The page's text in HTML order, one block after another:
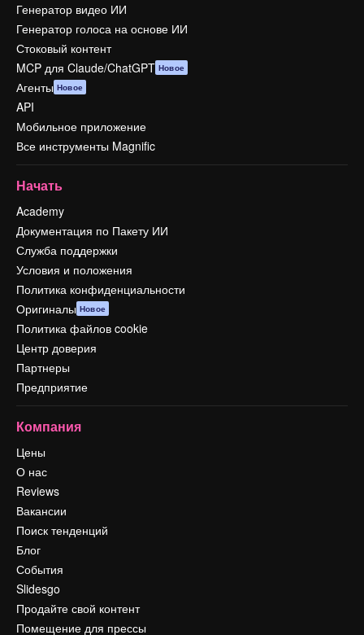
Генератор видео ИИ
Генератор голоса на основе ИИ
Стоковый контент
MCP для Claude/ChatGPT Новое
Агенты Новое
API
Мобильное приложение
Все инструменты Magnific
Начать
Academy
Документация по Пакету ИИ
Служба поддержки
Условия и положения
Политика конфиденциальности
Оригиналы Новое
Политика файлов cookie
Центр доверия
Партнеры
Предприятие
Компания
Цены
О нас
Reviews
Вакансии
Поиск тенденций
Блог
События
Slidesgo
Продайте свой контент
Помещение для прессы